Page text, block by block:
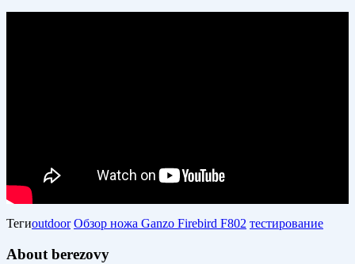
Тегиoutdoor Обзор ножа Ganzo Firebird F802 тестирование
About berezovy